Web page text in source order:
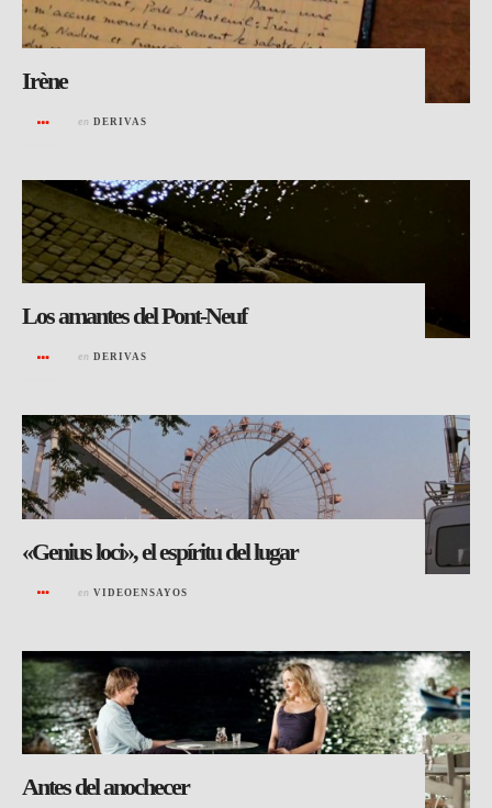
Irène
en DERIVAS
Los amantes del Pont-Neuf
en DERIVAS
«Genius loci», el espíritu del lugar
en VIDEOENSAYOS
Antes del anochecer